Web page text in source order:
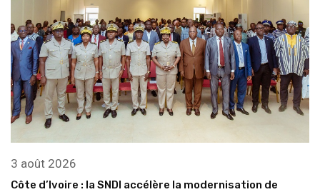
3 août 2026
Côte d’Ivoire : la SNDI accélère la modernisation de